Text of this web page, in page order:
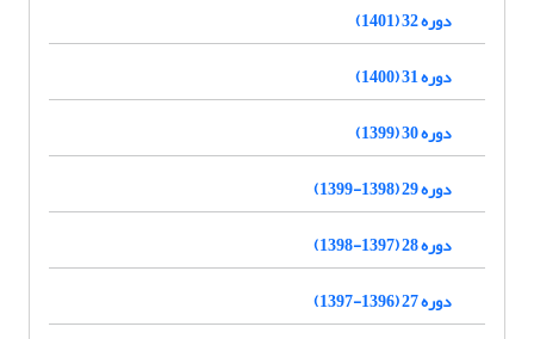
دوره 32 (1401)
دوره 31 (1400)
دوره 30 (1399)
دوره 29 (1398-1399)
دوره 28 (1397-1398)
دوره 27 (1396-1397)